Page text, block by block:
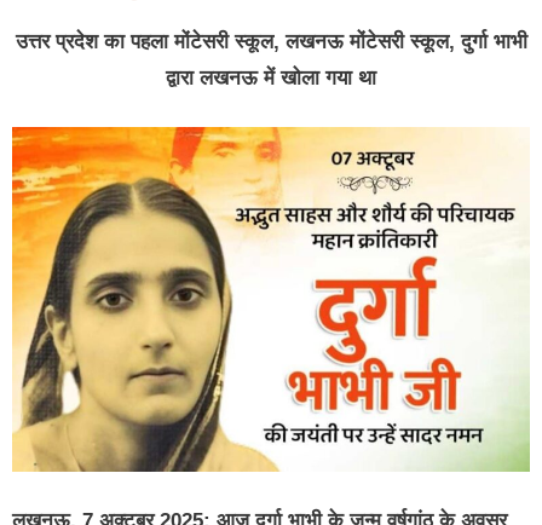
उत्तर प्रदेश का पहला मोंटेसरी स्कूल, लखनऊ मोंटेसरी स्कूल, दुर्गा भाभी
द्वारा लखनऊ में खोला गया था